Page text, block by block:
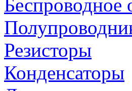
Беспроводное
Резисторы
Конденсаторы